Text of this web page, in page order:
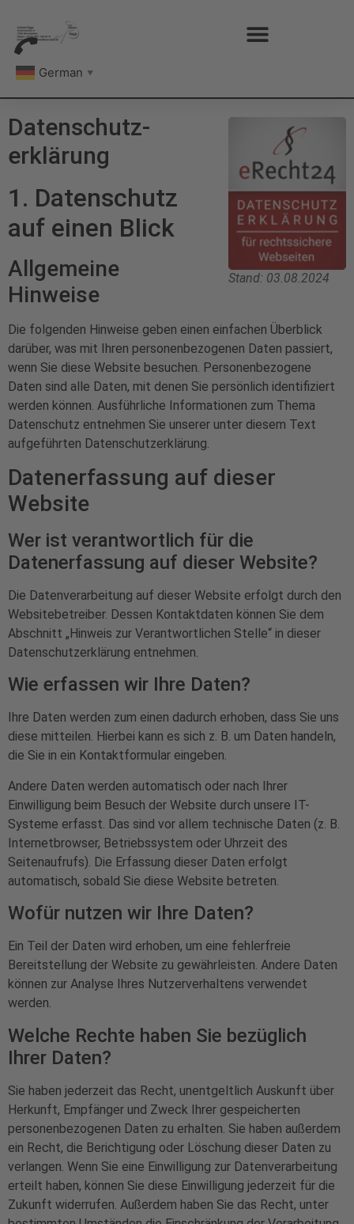
German ▼
Stand: 03.08.2024
Datenschutz­
erklärung
1. Datenschutz
auf einen Blick
Allgemeine
Hinweise
Die folgenden Hinweise geben einen einfachen Überblick
darüber, was mit Ihren personenbezogenen Daten passiert,
wenn Sie diese Website besuchen. Personenbezogene
Daten sind alle Daten, mit denen Sie persönlich identifiziert
werden können. Ausführliche Informationen zum Thema
Datenschutz entnehmen Sie unserer unter diesem Text
aufgeführten Datenschutzerklärung.
Datenerfassung auf dieser
Website
Wer ist verantwortlich für die
Datenerfassung auf dieser Website?
Die Datenverarbeitung auf dieser Website erfolgt durch den
Websitebetreiber. Dessen Kontaktdaten können Sie dem
Abschnitt „Hinweis zur Verantwortlichen Stelle“ in dieser
Datenschutzerklärung entnehmen.
Wie erfassen wir Ihre Daten?
Ihre Daten werden zum einen dadurch erhoben, dass Sie uns
diese mitteilen. Hierbei kann es sich z. B. um Daten handeln,
die Sie in ein Kontaktformular eingeben.
Andere Daten werden automatisch oder nach Ihrer
Einwilligung beim Besuch der Website durch unsere IT-
Systeme erfasst. Das sind vor allem technische Daten (z. B.
Internetbrowser, Betriebssystem oder Uhrzeit des
Seitenaufrufs). Die Erfassung dieser Daten erfolgt
automatisch, sobald Sie diese Website betreten.
Wofür nutzen wir Ihre Daten?
Ein Teil der Daten wird erhoben, um eine fehlerfreie
Bereitstellung der Website zu gewährleisten. Andere Daten
können zur Analyse Ihres Nutzerverhaltens verwendet
werden.
Welche Rechte haben Sie bezüglich
Ihrer Daten?
Sie haben jederzeit das Recht, unentgeltlich Auskunft über
Herkunft, Empfänger und Zweck Ihrer gespeicherten
personenbezogenen Daten zu erhalten. Sie haben außerdem
ein Recht, die Berichtigung oder Löschung dieser Daten zu
verlangen. Wenn Sie eine Einwilligung zur Datenverarbeitung
erteilt haben, können Sie diese Einwilligung jederzeit für die
Zukunft widerrufen. Außerdem haben Sie das Recht, unter